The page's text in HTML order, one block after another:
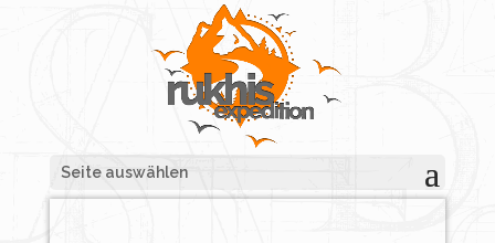
Seite auswählen